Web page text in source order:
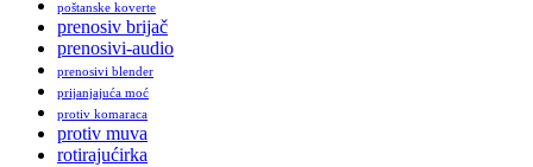
poštanske koverte
prenosiv brijač
prenosivi-audio
prenosivi blender
prijanjajuća moć
protiv komaraca
protiv muva
rotirajućirka